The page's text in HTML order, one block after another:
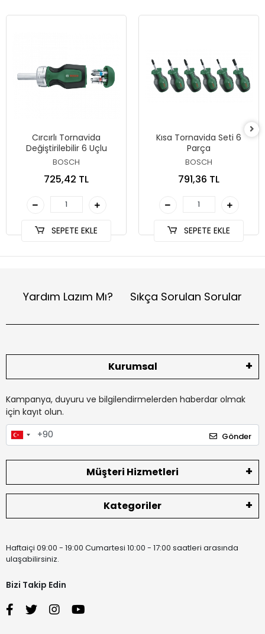
Cırcırlı Tornavida
Değiştirilebilir 6 Uçlu
BOSCH
725,42 TL
SEPETE EKLE
Kısa Tornavida Seti 6
Parça
BOSCH
791,36 TL
SEPETE EKLE
Yardım Lazım Mı? Sıkça Sorulan Sorular
Kurumsal
Kampanya, duyuru ve bilgilendirmelerden haberdar olmak
için kayıt olun.
Gönder
Müşteri Hizmetleri
Kategoriler
Haftaiçi 09:00 - 19:00 Cumartesi 10:00 - 17:00 saatleri arasında
ulaşabilirsiniz.
Bizi Takip Edin